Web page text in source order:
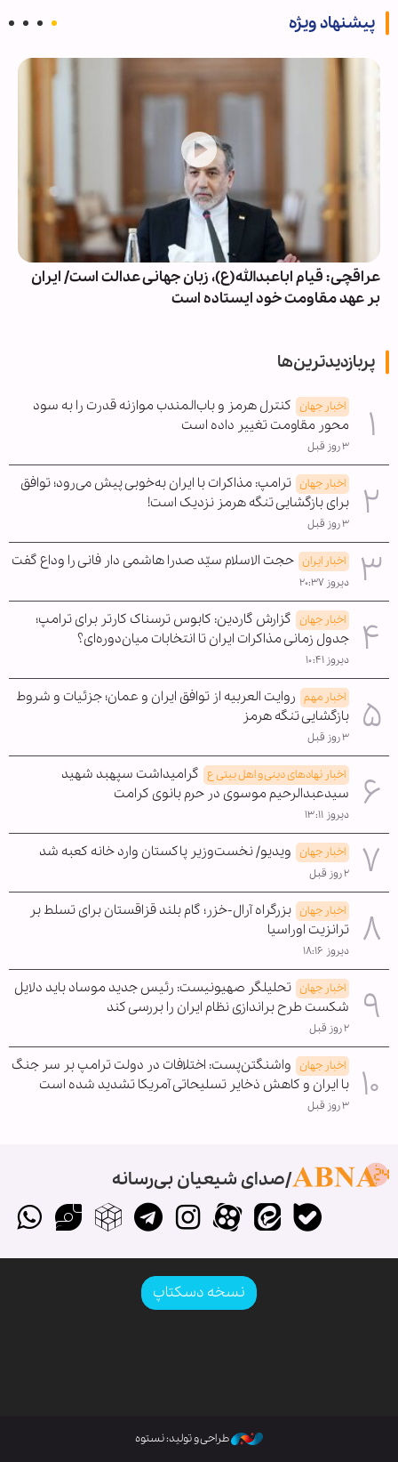
پیشنهاد ویژه
عراقچی: قیام اباعبدالله(ع)، زبان جهانی عدالت است/ ایران
بر عهد مقاومت خود ایستاده است
پربازدیدترین‌ها
اخبار جهان کنترل هرمز و باب‌المندب موازنه قدرت را به سود
محور مقاومت تغییر داده است
۳ روز قبل
اخبار جهان ترامپ: مذاکرات با ایران به‌خوبی پیش می‌رود؛ توافق
برای بازگشایی تنگه هرمز نزدیک است!
۳ روز قبل
اخبار ایران حجت الاسلام سیّد صدرا هاشمی دار فانی را وداع گفت
دیروز ۲۰:۳۷
اخبار جهان گزارش گاردین: کابوس ترسناک کارتر برای ترامپ؛
جدول زمانی مذاکرات ایران تا انتخابات میان‌دوره‌ای؟
دیروز ۱۰:۴۱
اخبار مهم روایت العربیه از توافق ایران و عمان؛ جزئیات و شروط
بازگشایی تنگه هرمز
۳ روز قبل
اخبار نهادهای دینی و اهل بیتی ع گرامیداشت سپهبد شهید
سیدعبدالرحیم موسوی در حرم بانوی کرامت
دیروز ۱۳:۱۱
اخبار جهان ویدیو/ نخست‌وزیر پاکستان وارد خانه کعبه شد
۲ روز قبل
اخبار جهان بزرگراه آرال-خزر؛ گام بلند قزاقستان برای تسلط بر
ترانزیت اوراسیا
دیروز ۱۸:۱۶
اخبار جهان تحلیلگر صهیونیست: رئیس جدید موساد باید دلایل
شکست طرح براندازی نظام ایران را بررسی کند
۲ روز قبل
اخبار جهان واشنگتن‌پست: اختلافات در دولت ترامپ بر سر جنگ
با ایران و کاهش ذخایر تسلیحاتی آمریکا تشدید شده است
۳ روز قبل
صدای شیعیان بی‌رسانه
نسخه دسکتاپ
طراحی و تولید: نستوه